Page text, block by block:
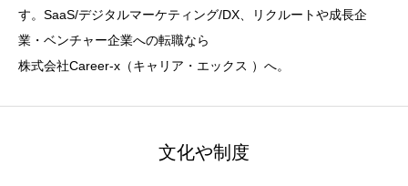
す。SaaS/デジタルマーケティング/DX、リクルートや成長企
業・ベンチャー企業への転職なら
株式会社Career-x（キャリア・エックス ）へ。
文化や制度